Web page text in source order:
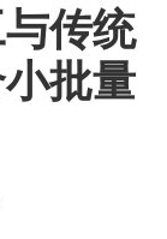
传统
批量